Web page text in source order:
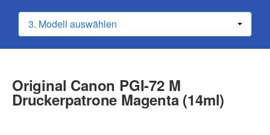
Original Canon PGI-72 M
Druckerpatrone Magenta (14ml)